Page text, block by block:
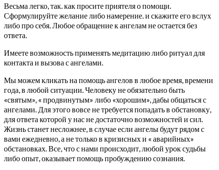
Весьма легко, так. как просите приятеля о помощи.
Сформулируйте желание либо намерение. и скажите его вслух
либо про себя. Любое обращение к ангелам не остается без
ответа.
Имеете возможность применять медитацию либо ритуал для
контакта и вызова с ангелами.
Мы можем кликать на помощь ангелов в любое время, времени
года, в любой ситуации. Человеку не обязательно быть
«святым», « продвинутым» либо «хорошим», дабы общаться с
ангелами. Для этого вовсе не требуется попадать в обстановку,
для ответа которой у нас не достаточно возможностей и сил.
Жизнь станет несложнее, в случае если ангелы будут рядом с
вами ежедневно, а не только в кризисных и « аварийных»
обстановках. Все, что с нами происходит, любой урок судьбы
либо опыт, оказывает помощь пробуждению сознания.